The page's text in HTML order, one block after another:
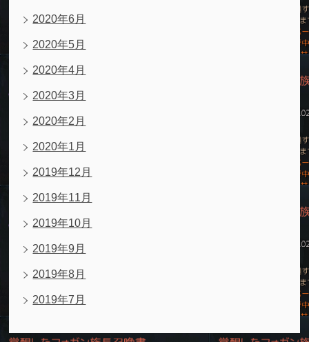
2020年6月
2020年5月
2020年4月
2020年3月
2020年2月
2020年1月
2019年12月
2019年11月
2019年10月
2019年9月
2019年8月
2019年7月